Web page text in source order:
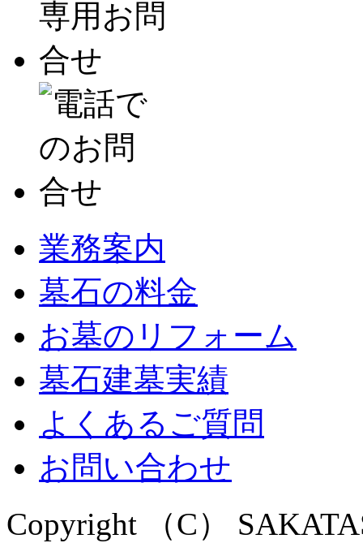
業務案内
墓石の料金
お墓のリフォーム
墓石建墓実績
よくあるご質問
お問い合わせ
Copyright （C）